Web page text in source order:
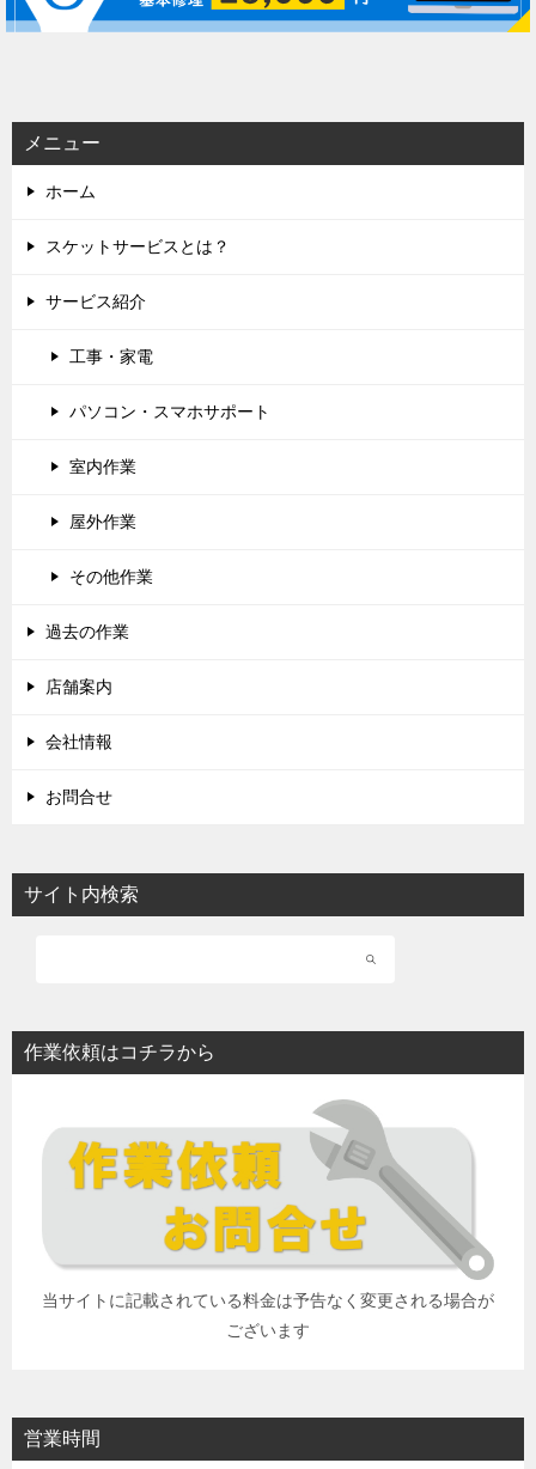
ー
ンメニュー
ホーム
スケットサービスとは？
サービス紹介
工事・家電
パソコン・スマホサポート
室内作業
屋外作業
その他作業
過去の作業
店舗案内
会社情報
お問合せ
サイト内検索
作業依頼はコチラから
当サイトに記載されている料金は予告なく変更される場合が
ございます
営業時間